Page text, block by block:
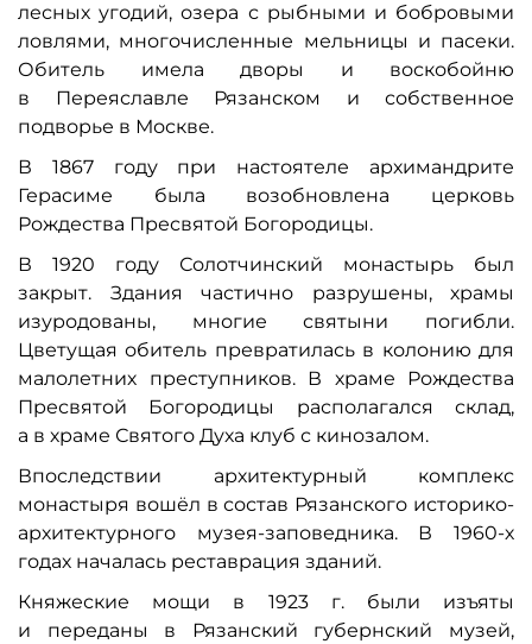
лесных угодий, озера с рыбными и бобровыми
ловлями, многочисленные мельницы и пасеки.
Обитель имела дворы и воскобойню
в Переяславле Рязанском и собственное
подворье в Москве.
В 1867 году при настоятеле архимандрите
Герасиме была возобновлена церковь
Рождества Пресвятой Богородицы.
В 1920 году Солотчинский монастырь был
закрыт. Здания частично разрушены, храмы
изуродованы, многие святыни погибли.
Цветущая обитель превратилась в колонию для
малолетних преступников. В храме Рождества
Пресвятой Богородицы располагался склад,
а в храме Святого Духа клуб с кинозалом.
Впоследствии архитектурный комплекс
монастыря вошёл в состав Рязанского историко-
архитектурного музея-заповедника. В 1960-х
годах началась реставрация зданий.
Княжеские мощи в 1923 г. были изъяты
и переданы в Рязанский губернский музей,